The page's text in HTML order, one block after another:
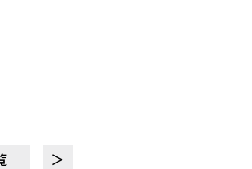
＞